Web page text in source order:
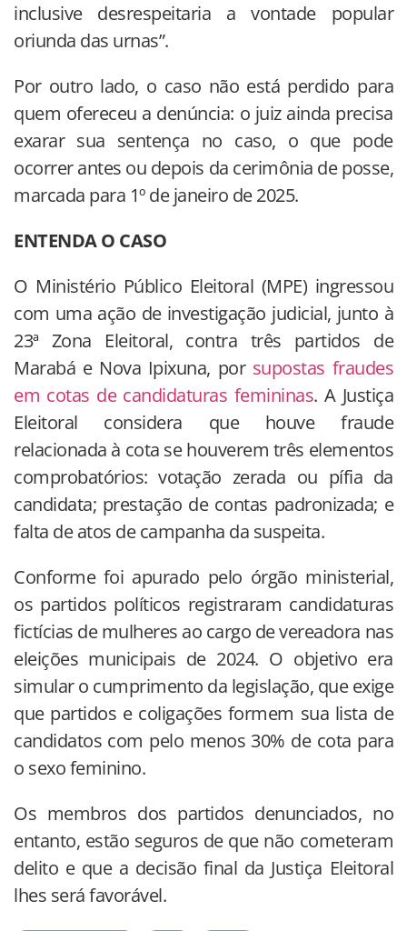
inclusive desrespeitaria a vontade popular
oriunda das urnas”.
Por outro lado, o caso não está perdido para
quem ofereceu a denúncia: o juiz ainda precisa
exarar sua sentença no caso, o que pode
ocorrer antes ou depois da cerimônia de posse,
marcada para 1º de janeiro de 2025.
ENTENDA O CASO
O Ministério Público Eleitoral (MPE) ingressou
com uma ação de investigação judicial, junto à
23ª Zona Eleitoral, contra três partidos de
Marabá e Nova Ipixuna, porsupostas fraudes
em cotas de candidaturas femininas. A Justiça
Eleitoral considera que houve fraude
relacionada à cota se houverem três elementos
comprobatórios: votação zerada ou pífia da
candidata; prestação de contas padronizada; e
falta de atos de campanha da suspeita.
Conforme foi apurado pelo órgão ministerial,
os partidos políticos registraram candidaturas
fictícias de mulheres ao cargo de vereadora nas
eleições municipais de 2024. O objetivo era
simular o cumprimento da legislação, que exige
que partidos e coligações formem sua lista de
candidatos com pelo menos 30% de cota para
o sexo feminino.
Os membros dos partidos denunciados, no
entanto, estão seguros de que não cometeram
delito e que a decisão final da Justiça Eleitoral
lhes será favorável.